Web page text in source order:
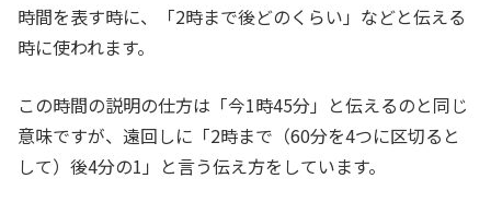
時間を表す時に、「2時まで後どのくらい」などと伝える
時に使われます。
この時間の説明の仕方は「今1時45分」と伝えるのと同じ
意味ですが、遠回しに「2時まで（60分を4つに区切ると
して）後4分の1」と言う伝え方をしています。